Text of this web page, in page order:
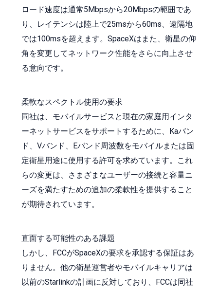
ロード速度は通常5Mbpsから20Mbpsの範囲であ
り、レイテンシは陸上で25msから60ms、遠隔地
では100msを超えます。SpaceXはまた、衛星の仰
角を変更してネットワーク性能をさらに向上させ
る意向です。
柔軟なスペクトル使用の要求
同社は、モバイルサービスと現在の家庭用インタ
ーネットサービスをサポートするために、Kaバン
ド、Vバンド、Eバンド周波数をモバイルまたは固
定衛星用途に使用する許可を求めています。これ
らの変更は、さまざまなユーザーの接続と容量ニ
ーズを満たすための追加の柔軟性を提供すること
が期待されています。
直面する可能性のある課題
しかし、FCCがSpaceXの要求を承認する保証はあ
りません。他の衛星運営者やモバイルキャリアは
以前のStarlinkの計画に反対しており、FCCは同社